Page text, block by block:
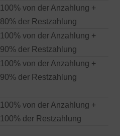
100% von der Anzahlung +
80% der Restzahlung
100% von der Anzahlung +
90% der Restzahlung
100% von der Anzahlung +
90% der Restzahlung
100% von der Anzahlung +
100% der Restzahlung